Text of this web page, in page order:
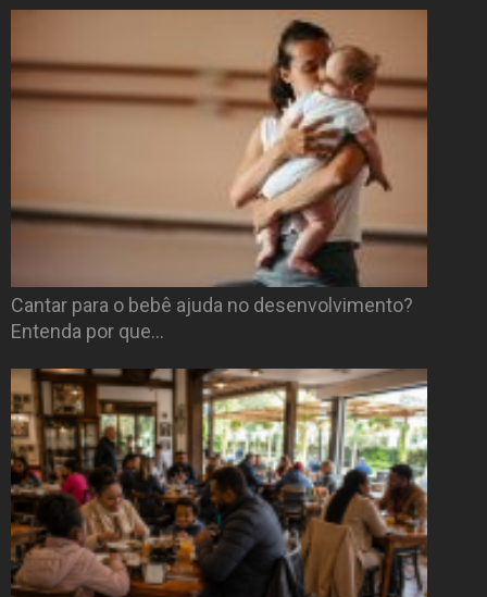
Cantar para o bebê ajuda no desenvolvimento?
Entenda por que…